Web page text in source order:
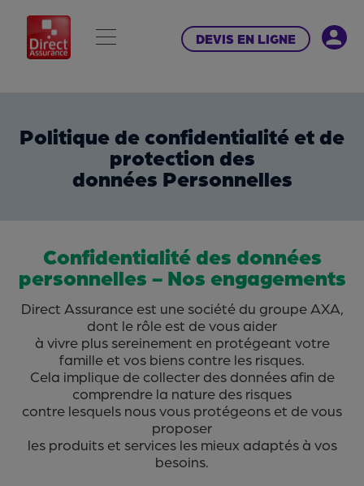
DEVIS EN LIGNE
Politique de confidentialité et de
protection des
données Personnelles
Confidentialité des données
personnelles - Nos engagements
Direct Assurance est une société du groupe AXA,
dont le rôle est de vous aider
à vivre plus sereinement en protégeant votre
famille et vos biens contre les risques.
Cela implique de collecter des données afin de
comprendre la nature des risques
contre lesquels nous vous protégeons et de vous
proposer
les produits et services les mieux adaptés à vos
besoins.